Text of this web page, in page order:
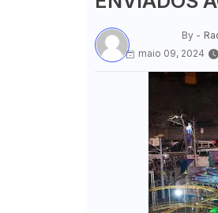
By -
maio 09, 2024